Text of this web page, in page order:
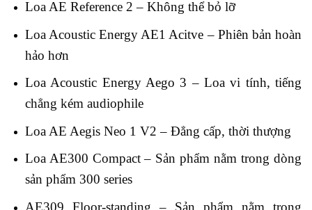
Loa AE Reference 2 – Không thể bỏ lỡ
Loa Acoustic Energy AE1 Acitve – Phiên bản hoàn
hảo hơn
Loa Acoustic Energy Aego 3 – Loa vi tính, tiếng
chẳng kém audiophile
Loa AE Aegis Neo 1 V2 – Đẳng cấp, thời thượng
Loa AE300 Compact – Sản phẩm nằm trong dòng
sản phẩm 300 series
AE309 Floor-standing – Sản phẩm nằm trong